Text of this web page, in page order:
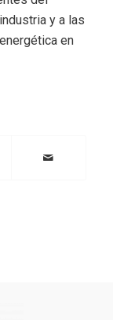
y a las
en